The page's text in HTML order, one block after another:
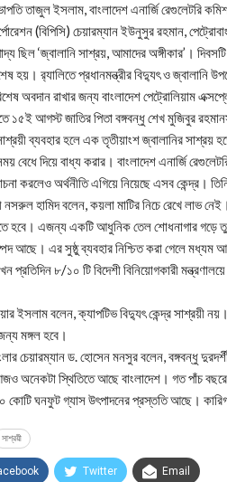
তাজুল ইসলাম, বাংলাদেশ এনার্জি রেগুলেটরি
(বিপিসি) চেয়ারম্যান ইউনুসুর রহমান,
ছিল ‘জ্বালানি সাশ্রয়, আমাদের অঙ্গীকার’।
হয়। র‌্যালিতে প্রধানমন্ত্রীর বিদ্যুৎ ও জ্বালানি
অবদান রাখার জন্য বাংলাদেশ পেট্রোলিয়াম
১৫ই আগস্ট জাতির পিতা বঙ্গবন্ধু শেখ মুজিবুর
সাশ্রয়ী ব্যবহার হলে এক তৃতীয়াংশ জ্বালানির
বেধে দিয়ে বাধ্য করার। বাংলাদেশ এনার্জি
করলেও অর্থনীতি এগিয়ে নিয়েছে এসব কেন্দ্র।
নসরুল হামিদ বলেন, কয়লা মাটির নিচে রেখে লাভ
হবে। এজন্য একটি আধুনিক তেল শোধনাগার গড়ে
আছে। এর সুষ্ঠু ব্যবহার নিশ্চিত করা গেলে মধ্যম
প্রতিদিন ৮/১০ টি বিদেশী বিনিয়োগকারী
ইসলাম বলেন, ক্যাপটিভ বিদ্যুৎ কেন্দ্র সাশ্রয়ী
মঙ্গল হবে।
চেয়ারম্যান ড. হোসেন মনসুর বলেন, বঙ্গবন্ধু
অনেকটা স্থিতিতে আছে বাংলাদেশ। গত পাঁচ
ঘনফুট গ্যাস উৎপাদনের প্রস্ততি আছে।
সাশ্রয়ী
Twitter Email